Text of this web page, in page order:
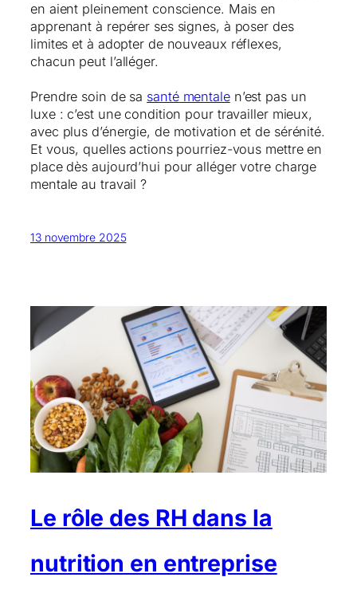
en aient pleinement conscience. Mais en
apprenant à repérer ses signes, à poser des
limites et à adopter de nouveaux réflexes,
chacun peut l’alléger.
Prendre soin de sa santé mentalen’est pas un
luxe : c’est une condition pour travailler mieux,
avec plus d’énergie, de motivation et de sérénité.
Et vous, quelles actions pourriez-vous mettre en
place dès aujourd’hui pour alléger votre charge
mentale au travail ?
13 novembre 2025
Le rôle des RH dans la
nutrition en entreprise